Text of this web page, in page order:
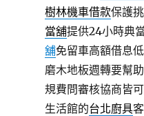
樹林機車借款保護
當舖提供24小時典
舖免留車高額借息
磨木地板週轉要幫
規費問審核協商皆
生活館的台北廚具